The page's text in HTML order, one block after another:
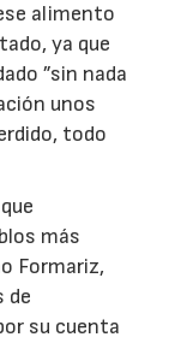
alimento
ya que
”sin nada
unos
todo
más
Formariz,
de
su cuenta